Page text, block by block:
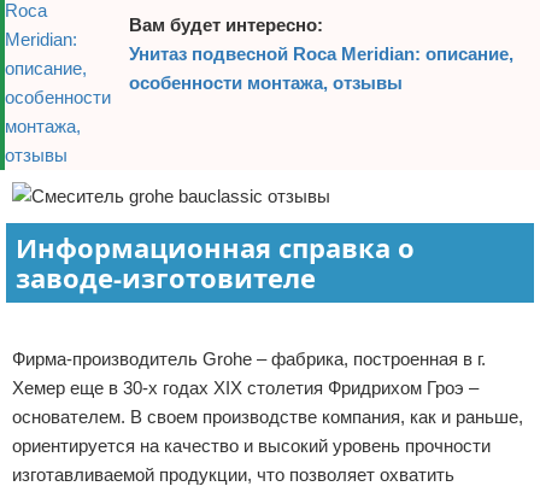
Вам будет интересно:
Унитаз подвесной Roca Meridian: описание,
особенности монтажа, отзывы
Информационная справка о
заводе-изготовителе
Фирма-производитель Grohe – фабрика, построенная в г.
Хемер еще в 30-х годах XIX столетия Фридрихом Гроэ –
основателем. В своем производстве компания, как и раньше,
ориентируется на качество и высокий уровень прочности
изготавливаемой продукции, что позволяет охватить